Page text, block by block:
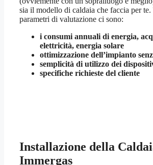
sia il modello di caldaia che faccia per
parametri di valutazione ci sono:
i consumi annuali di energia,
elettricità, energia solare
ottimizzazione dell’impianto
semplicità di utilizzo dei
specifiche richieste del cliente
Installazione della
Immergas